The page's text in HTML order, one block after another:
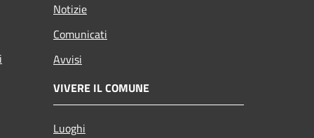
Notizie
Comunicati
Avvisi
VIVERE IL COMUNE
Luoghi